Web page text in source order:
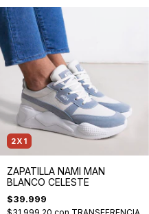
2X1
ZAPATILLA NAMI MAN
BLANCO CELESTE
$39.999